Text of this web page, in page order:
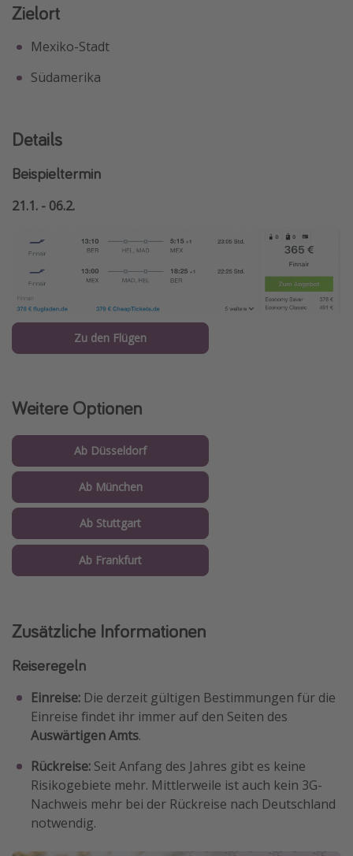
Zielort
Mexiko-Stadt
Südamerika
Details
Beispieltermin
21.1. - 06.2.
Zu den Flügen
Weitere Optionen
Ab Düsseldorf
Ab München
Ab Stuttgart
Ab Frankfurt
Zusätzliche Informationen
Reiseregeln
Einreise: Die derzeit gültigen Bestimmungen für die
Einreise findet ihr immer auf den Seiten des
Auswärtigen Amts.
Rückreise: Seit Anfang des Jahres gibt es keine
Risikogebiete mehr. Mittlerweile ist auch kein 3G-
Nachweis mehr bei der Rückreise nach Deutschland
notwendig.